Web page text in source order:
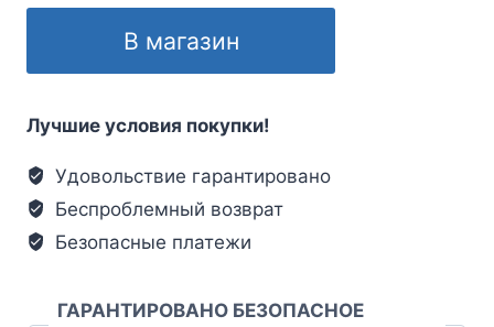
В магазин
Лучшие условия покупки!
Удовольствие гарантировано
Беспроблемный возврат
Безопасные платежи
ГАРАНТИРОВАНО БЕЗОПАСНОЕ